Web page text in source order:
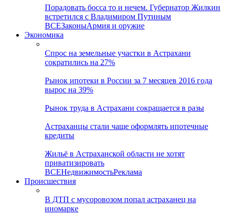
Порадовать босса то и нечем. Губернатор Жилкин
встретился с Владимиром Путиным
ВСЕЗаконыАрмия и оружие
Экономика
Спрос на земельные участки в Астрахани
сократились на 27%
Рынок ипотеки в России за 7 месяцев 2016 года
вырос на 39%
Рынок труда в Астрахани сокращается в разы
Астраханцы стали чаще оформлять ипотечные
кредиты
Жильё в Астраханской области не хотят
приватизировать
ВСЕНедвижимостьРеклама
Происшествия
В ДТП с мусоровозом попал астраханец на
иномарке